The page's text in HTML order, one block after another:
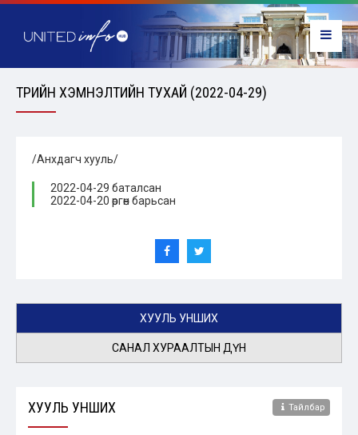
ТӨРИЙН ХЭМНЭЛТИЙН ТУХАЙ (2022-04-29)
/Анхдагч хууль/
2022-04-29 баталсан
2022-04-20 өргөн барьсан
ХУУЛЬ УНШИХ
САНАЛ ХУРААЛТЫН ДҮН
ХУУЛЬ УНШИХ Тайлбар